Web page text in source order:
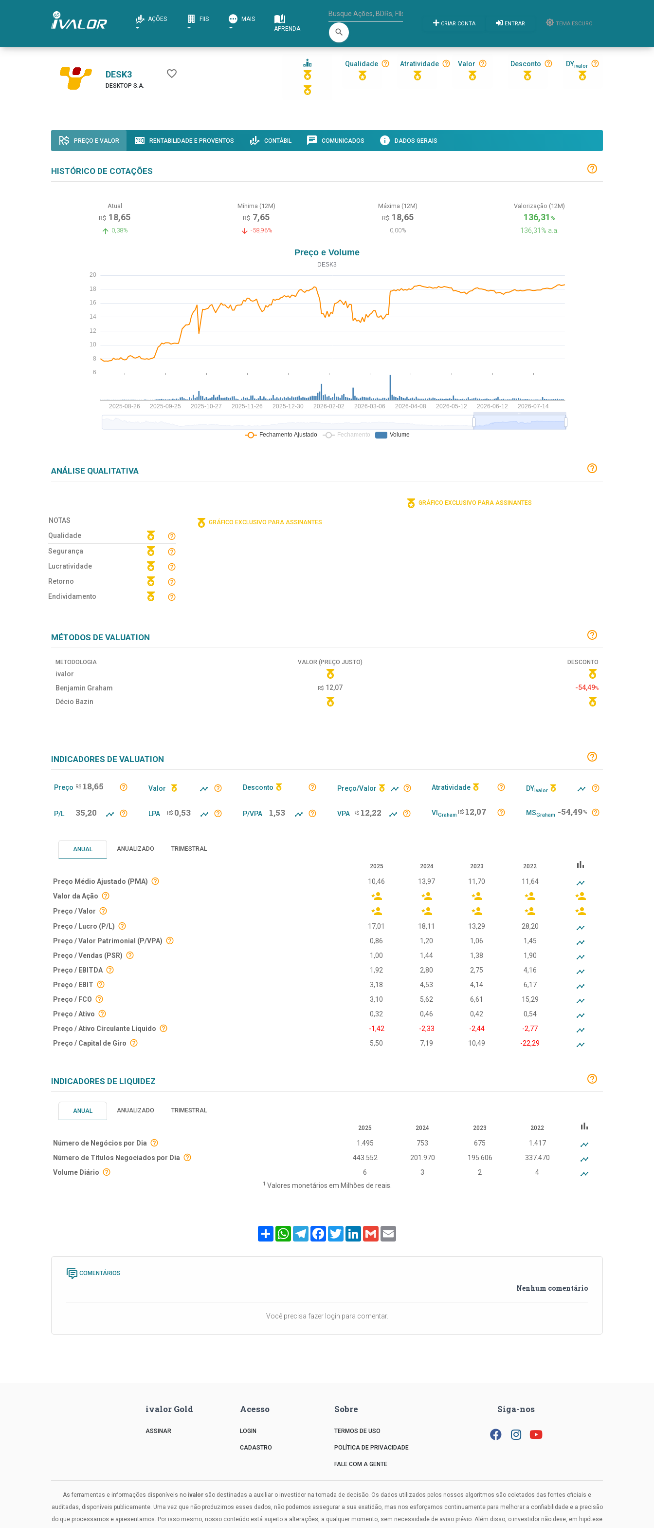
AÇÕES FIIS
MAIS
APRENDA
search
CRIAR CONTA ENTRAR TEMA ESCURO
DESK3
DESKTOP S.A.
Qualidade Atratividade Valor Desconto DYivalor
PREÇO E VALOR RENTABILIDADE E PROVENTOS CONTÁBIL COMUNICADOS DADOS GERAIS
HISTÓRICO DE COTAÇÕES
Atual
R$ 18,65
0,38%
Mínima (12M)
R$ 7,65
-58,96%
Máxima (12M)
R$ 18,65
0,00%
Valorização (12M)
136,31 %
136,31% a.a.
ANÁLISE QUALITATIVA
NOTAS
Qualidade
Segurança
Lucratividade
Retorno
Endividamento
GRÁFICO EXCLUSIVO PARA ASSINANTES
GRÁFICO EXCLUSIVO PARA ASSINANTES
MÉTODOS DE VALUATION
METODOLOGIA VALOR (PREÇO JUSTO) DESCONTO
ivalor
Benjamin Graham
R$ 12,07 -54,49%
Décio Bazin
INDICADORES DE VALUATION
Preço R$ 18,65 Valor Desconto Preço/Valor Atratividade DYivalor
P/L 35,20 LPA R$ 0,53 P/VPA 1,53 VPA R$ 12,22 VI Graham R$ 12,07 MSGraham -54,49%
ANUAL ANUALIZADO TRIMESTRAL
2025 2024 2023 2022 bar_chart
Preço Médio Ajustado (PMA) 10,46 13,97 11,70
11,64
Valor da Ação
Preço / Valor
Preço / Lucro (P/L)
17,01 18,11 13,29
28,20
Preço / Valor Patrimonial (P/VPA)
0,86 1,20 1,06
1,45
Preço / Vendas (PSR)
1,00 1,44 1,38
1,90
Preço / EBITDA
1,92 2,80 2,75
4,16
Preço / EBIT
3,18 4,53 4,14
6,17
Preço / FCO
3,10 5,62 6,61
15,29
Preço / Ativo
0,32 0,46 0,42
0,54
Preço / Ativo Circulante Líquido
-1,42 -2,33 -2,44
-2,77
Preço / Capital de Giro
5,50 7,19 10,49 -22,29
INDICADORES DE LIQUIDEZ
ANUAL ANUALIZADO TRIMESTRAL
2025 2024 2023 2022 bar_chart
Número de Negócios por Dia 1.495 753 675
1.417
Número de Títulos Negociados por Dia
443.552 201.970 195.606
337.470
Volume Diário
6 3 2 4
1 Valores monetários em Milhões de reais.
ShareWhatsAppTelegramFacebook
TwitterLinkedInGmail
COMENTÁRIOS
Nenhum comentário
Você precisa fazer login para comentar.
ivalor Gold
ASSINAR
Acesso
LOGIN
CADASTRO
Sobre
TERMOS DE USO
POLÍTICA DE PRIVACIDADE
FALE COM A GENTE
Siga-nos
As ferramentas e informações disponíveis no ivalor são destinadas a auxiliar o investidor na tomada de decisão. Os dados utilizados pelos nossos algoritmos são coletados das fontes oficiais e
auditadas, disponíveis publicamente. Uma vez que não produzimos esses dados, não podemos assegurar a sua exatidão, mas nos esforçamos continuamente para melhorar a confiabilidade e a precisão
do que processamos e apresentamos. Por isso mesmo, nosso conteúdo está sujeito a alterações, a qualquer momento, sem necessidade de aviso prévio. Além disso, o investidor não deve, em hipótese